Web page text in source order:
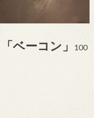
「ベーコン」 100